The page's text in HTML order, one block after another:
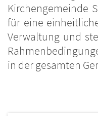
Kirchengemeinde
für eine
Verwaltung und
in der gesamten